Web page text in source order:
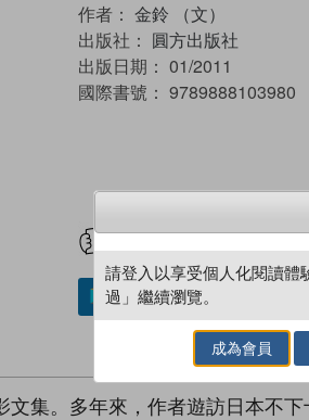
作者： 金鈴 （文）
出版社： 圓方出版社
出版日期： 01/2011
國際書號： 9789888103980
加入／閱讀電子書
集。多年來，作者遊訪日本不
請登入以享受個人化閱讀體
過」繼續瀏覽。
成為會員